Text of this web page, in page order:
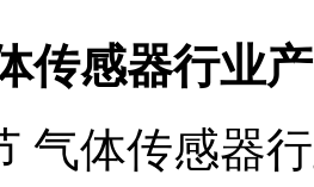
传感器行业
体传感器行